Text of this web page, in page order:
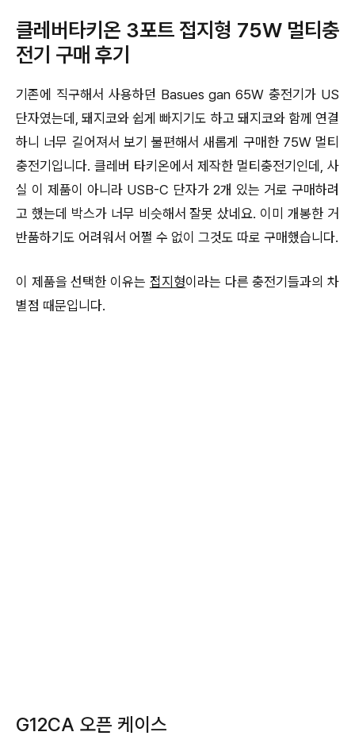
클레버타키온 3포트 접지형 75W 멀티충
전기 구매 후기
기존에 직구해서 사용하던 Basues gan 65W 충전기가 US
단자였는데, 돼지코와 쉽게 빠지기도 하고 돼지코와 함께 연결
하니 너무 길어져서 보기 불편해서 새롭게 구매한 75W 멀티
충전기입니다. 클레버 타키온에서 제작한 멀티충전기인데, 사
실 이 제품이 아니라 USB-C 단자가 2개 있는 거로 구매하려
고 했는데 박스가 너무 비슷해서 잘못 샀네요. 이미 개봉한 거
반품하기도 어려워서 어쩔 수 없이 그것도 따로 구매했습니다.
이 제품을 선택한 이유는 접지형이라는 다른 충전기들과의 차
별점 때문입니다.
G12CA 오픈 케이스